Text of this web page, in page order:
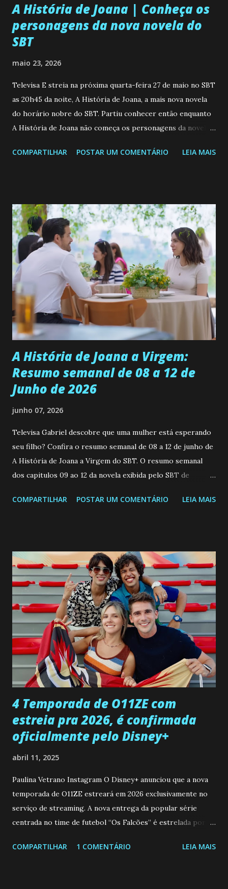
A História de Joana | Conheça os
personagens da nova novela do
SBT
maio 23, 2026
Televisa E streia na próxima quarta-feira 27 de maio no SBT
as 20h45 da noite, A História de Joana, a mais nova novela
do horário nobre do SBT. Partiu conhecer então enquanto
A História de Joana não começa os personagens da novela?
de 25/05/26 a 31/05/26 JOANA GUADALUPE (Camila
permanecer virgem até encontrar o homem que realmente
ama, o que não é fácil, já que dedica todas as suas energias a
se aprimorar, trabalhando, estudando e se orgulhando de
ser a primeira mulher da família a ingressar na
universidade. Ela tem uma personalidade muito alegre, é
muito madura para a idade, determinada, criativa e
empática. Detesta injustiças e é uma ótima amiga. Pode ser
teimosa e muito persistente quando decide fazer algo.
Durante um exame ginecológico, ela é inseminada por eng...
COMPARTILHAR POSTAR UM COMENTÁRIO LEIA MAIS
A História de Joana a Virgem:
Resumo semanal de 08 a 12 de
Junho de 2026
junho 07, 2026
Televisa Gabriel descobre que uma mulher está esperando
seu filho? Confira o resumo semanal de 08 a 12 de junho de
A História de Joana a Virgem do SBT. O resumo semanal
dos capitulos 09 ao 12 da novela exibida pelo SBT de
a Programação Semanal do SBT de 08/06/26 a 14/06/26
confessa a Gabriel que ele demonstrou ser o tipo de
pessoa que ela tanto desejou durante toda a vida. Camila
entra no quarto de Gabriel e imagina como seria o
encontro deles, quando conseguir seduzi-lo. Manuel avisa a
Paula sobre a suposta infidelidade de Gabriel com Joana.
Rogerio consegue se livrar de todas as suspeitas pelo
desaparecimento de Francisco, apontando que ele poderia
ter sido vítima da fúria de Gabriel. Artur informa a Gabriel
que a clínica inseminou por engano outra paciente, que está
...
COMPARTILHAR POSTAR UM COMENTÁRIO LEIA MAIS
4 Temporada de O11ZE com
estreia pra 2026, é confirmada
oficialmente pelo Disney+
abril 11, 2025
Paulina Vetrano Instagram O Disney+ anunciou que a nova
temporada de O11ZE estreará em 2026 exclusivamente no
serviço de streaming. A nova entrega da popular série
centrada no time de futebol “Os Falcões” é estrelada por
Brum (Dedé), que voltam a interpretar seus personagens
COMPARTILHAR 1 COMENTÁRIO LEIA MAIS